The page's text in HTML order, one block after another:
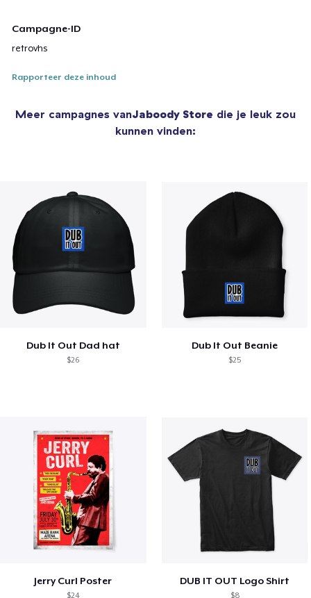
Campagne-ID
retrovhs
Rapporteer deze inhoud
Meer campagnes vanJaboody Store die je leuk zou
kunnen vinden:
Dub It Out Dad hat
$26
Dub It Out Beanie
$25
Jerry Curl Poster
$24
DUB IT OUT Logo Shirt
$8